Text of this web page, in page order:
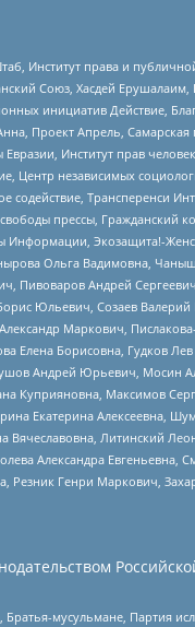
Институт права и
Союз, Хасдей Ерушалаим,
инициатив Действие,
Проект Апрель, Самарская
Институт прав
Центр независимых
Трансперенси
прессы, Гражданский
Информации, Экозащита!-
Ольга Вадимовна,
Пивоваров Андрей
Юльевич, Созаев Валерий
Маркович,
Елена Борисовна, Гудков
Андрей Юрьевич, Мосин
Куприяновна, Максимов
Екатерина Алексеевна,
Литинский
Александра Евгеньевна,
Резник Генри Маркович,
мусульмане, Партия